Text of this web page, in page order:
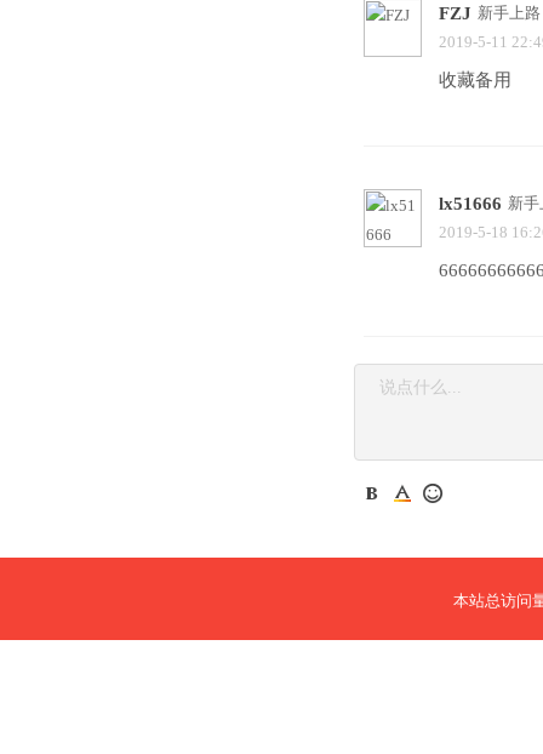
FZJ 新手上路
2019-5-11
收藏备用
lx51666 新
2019-5-18
本站总访问